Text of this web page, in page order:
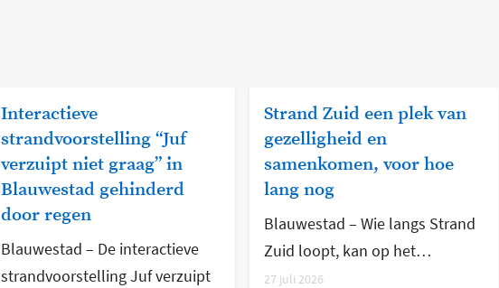
Interactieve
strandvoorstelling “Juf
verzuipt niet graag” in
Blauwestad gehinderd
door regen
Blauwestad – De interactieve
strandvoorstelling Juf verzuipt
Strand Zuid een plek van
gezelligheid en
samenkomen, voor hoe
lang nog
Blauwestad – Wie langs Strand
Zuid loopt, kan op het…
27 juli 2026